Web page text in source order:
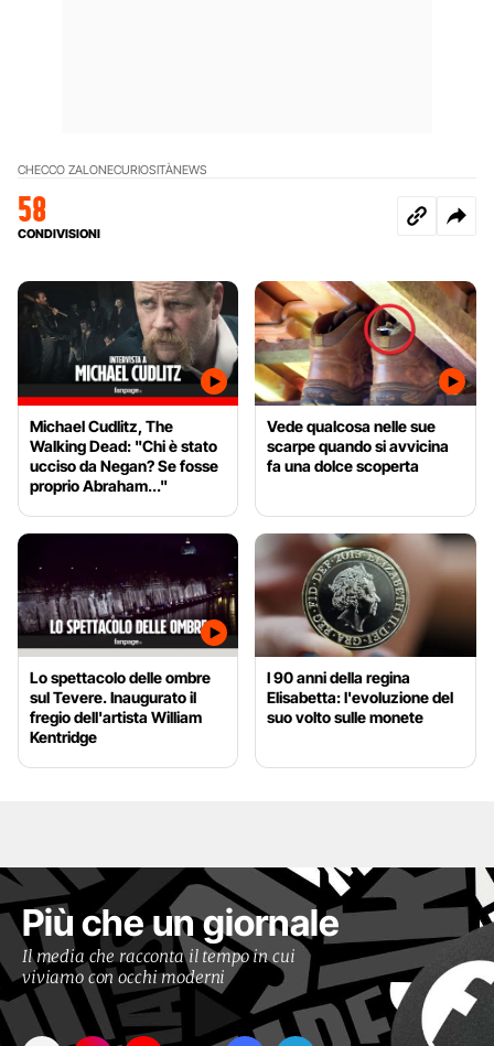
CHECCO ZALONECURIOSITÀNEWS
58
CONDIVISIONI
Michael Cudlitz, The
Walking Dead: "Chi è stato
ucciso da Negan? Se fosse
proprio Abraham..."
Vede qualcosa nelle sue
scarpe quando si avvicina
fa una dolce scoperta
Lo spettacolo delle ombre
sul Tevere. Inaugurato il
fregio dell'artista William
Kentridge
I 90 anni della regina
Elisabetta: l'evoluzione del
suo volto sulle monete
Più che un giornale
Il media che racconta il tempo in cui
viviamo con occhi moderni